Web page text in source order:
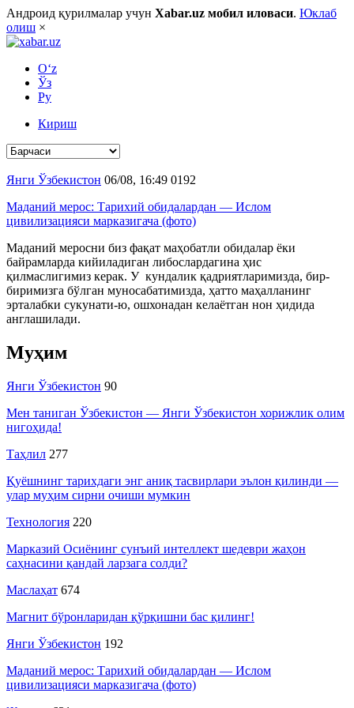
Андроид қурилмалар учун Xabar.uz мобил иловаси. Юклаб
олиш ×
O‘z
Ўз
Ру
Кириш
Янги Ўзбекистон 06/08, 16:49 0192
Маданий мерос: Тарихий обидалардан — Ислом
цивилизацияси марказигача (фото)
Маданий меросни биз фақат маҳобатли обидалар ёки
байрамларда кийиладиган либослардагина ҳис
қилмаслигимиз керак. У кундалик қадриятларимизда, бир-
биримизга бўлган муносабатимизда, ҳатто маҳалланинг
эрталабки сукунати-ю, ошхонадан келаётган нон ҳидида
англашилади.
Муҳим
Янги Ўзбекистон 90
Мен таниган Ўзбекистон — Янги Ўзбекистон хорижлик олим
нигоҳида!
Таҳлил 277
Қуёшнинг тарихдаги энг аниқ тасвирлари эълон қилинди —
улар муҳим сирни очиши мумкин
Технология 220
Марказий Осиёнинг сунъий интеллект шедеври жаҳон
саҳнасини қандай ларзага солди?
Маслаҳат 674
Магнит бўронларидан қўрқишни бас қилинг!
Янги Ўзбекистон 192
Маданий мерос: Тарихий обидалардан — Ислом
цивилизацияси марказигача (фото)